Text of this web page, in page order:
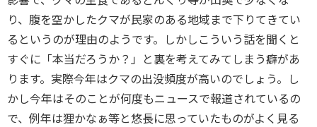
り、腹を空かしたクマが民家のある地域まで下りてきてい
るというのが理由のようです。しかしこういう話を聞くと
すぐに「本当だろうか？」と裏を考えてみてしまう癖があ
ります。実際今年はクマの出没頻度が高いのでしょう。し
かし今年はそのことが何度もニュースで報道されているの
で、例年は狸かなぁ等と悠長に思っていたものがよく見る